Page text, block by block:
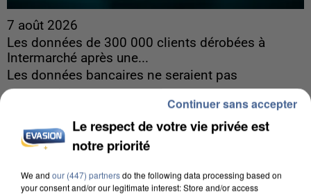
7 août 2026
Les données de 300 000 clients dérobées à
Intermarché après une...
Les données bancaires ne seraient pas
concernées.
Le respect de votre vie privée est
notre priorité
We and our (447) partnersdo the following data processing based on
your consent and/or our legitimate interest: Store and/or access
Continuer sans accepter